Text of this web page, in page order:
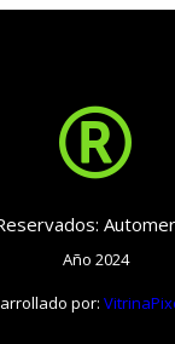

Año 2024
por: